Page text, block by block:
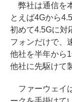
弊社は通信を
とえば4Gから
初めて4.5Gに対
フォンだけで、
他社を半年から
他社に先駆けて
ファーウェイ